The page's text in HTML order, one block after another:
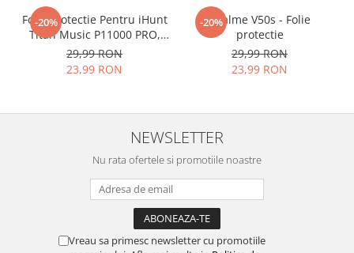
AcestagaranteazacaNU SE
SPARGEin mii de cioburi
ascutite si periculoase.
Nu numai ca este rezistenta la
zgarieturi si spargere, ci si
INTARESTEecranul!
Folia avand rezistenta 9H la
zgarieturi, asigura si un aspect
-20%
Folie Protectie Pentru iHunt
Titan Music P11000 PRO,
VDOO
29,99 RON
23,99 RON
-20%
Realme V50s - Folie
protectie
29,99 RON
23,99 RON
NEWSLETTER
Nu rata ofertele si promotiile noastre
Vreau sa primesc newsletter cu promotiile